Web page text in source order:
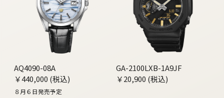
AQ4090-08A
￥440,000 (税込)
８月６日発売予定
GA-2100LXB-1A9JF
￥20,900 (税込)